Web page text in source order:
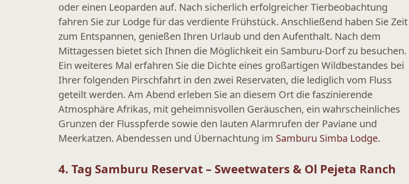
oder einen Leoparden auf. Nach sicherlich erfolgreicher Tierbeobachtung
fahren Sie zur Lodge für das verdiente Frühstück. Anschließend haben Sie Zeit
zum Entspannen, genießen Ihren Urlaub und den Aufenthalt. Nach dem
Mittagessen bietet sich Ihnen die Möglichkeit ein Samburu-Dorf zu besuchen.
Ein weiteres Mal erfahren Sie die Dichte eines großartigen Wildbestandes bei
Ihrer folgenden Pirschfahrt in den zwei Reservaten, die lediglich vom Fluss
geteilt werden. Am Abend erleben Sie an diesem Ort die faszinierende
Atmosphäre Afrikas, mit geheimnisvollen Geräuschen, ein wahrscheinliches
Grunzen der Flusspferde sowie den lauten Alarmrufen der Paviane und
Meerkatzen. Abendessen und Übernachtung im Samburu Simba Lodge.
4. Tag Samburu Reservat – Sweetwaters & Ol Pejeta Ranch